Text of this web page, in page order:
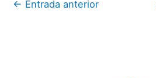
← Entrada anterior